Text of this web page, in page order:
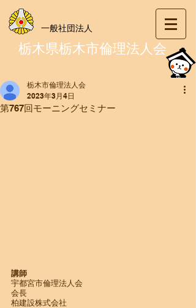
一般社団法人
栃木県栃木市倫理法人会
第767回モーニングセミナー
栃木市倫理法人会
2023年3月4日
​講師
宇都宮市倫理法人会
会長
柏建設株式会社